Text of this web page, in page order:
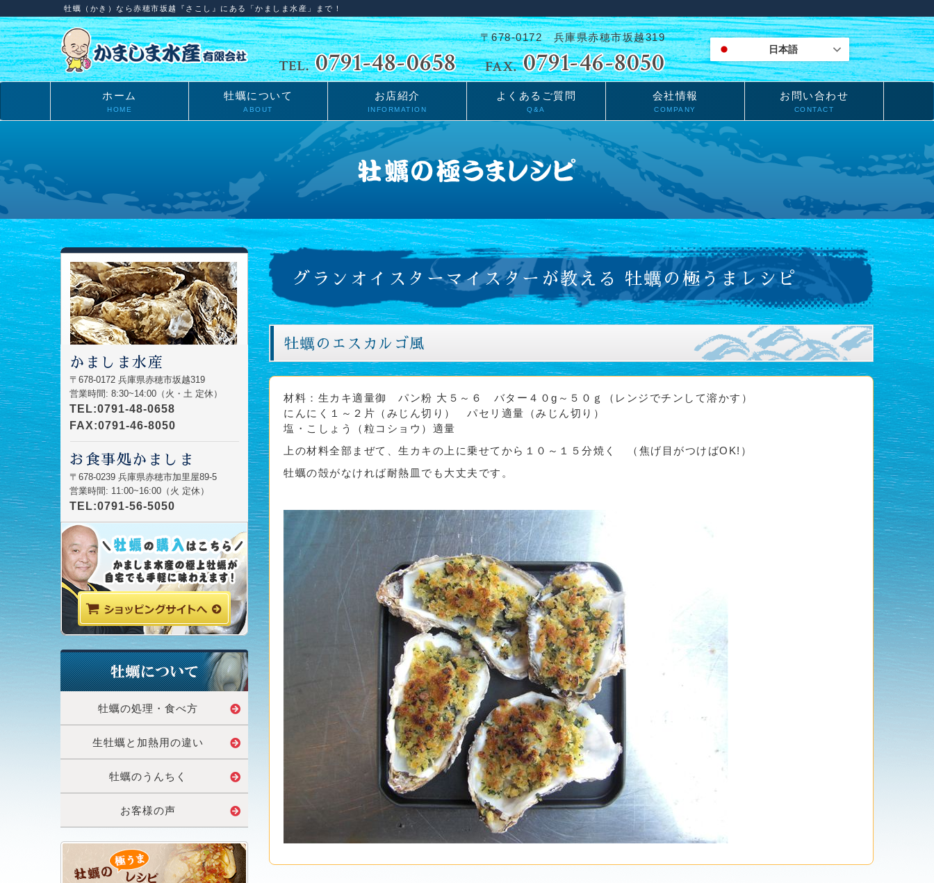
牡蠣（かき）なら赤穂市坂越『さこし』にある「かましま水産」まで！
〒678-0172 兵庫県赤穂市坂越319
日本語
ホーム
HOME
牡蠣について
ABOUT
お店紹介
INFORMATION
よくあるご質問
Q&A
会社情報
COMPANY
お問い合わせ
CONTACT
グランオイスターマイスターが教える 牡蠣の極うまレシピ
牡蠣のエスカルゴ風
材料：生カキ適量御 パン粉 大５～６ バター４０g～５０ｇ（レンジでチンして溶かす）
にんにく１～２片（みじん切り） パセリ適量（みじん切り）
塩・こしょう（粒コショウ）適量
上の材料全部まぜて、生カキの上に乗せてから１０～１５分焼く （焦げ目がつけばOK!）
牡蠣の殻がなければ耐熱皿でも大丈夫です。
かましま水産
〒678-0172 兵庫県赤穂市坂越319
営業時間: 8:30~14:00（火・土 定休）
TEL:0791-48-0658
FAX:0791-46-8050
お食事処かましま
〒678-0239 兵庫県赤穂市加里屋89-5
営業時間: 11:00~16:00（火 定休）
TEL:0791-56-5050
牡蠣の処理・食べ方
生牡蠣と加熱用の違い
牡蠣のうんちく
お客様の声